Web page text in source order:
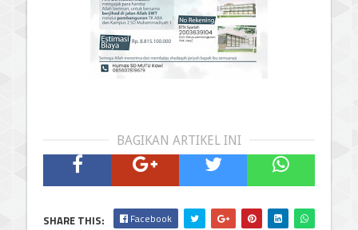
BAGIKAN ARTIKEL INI
SHARE THIS: Facebook